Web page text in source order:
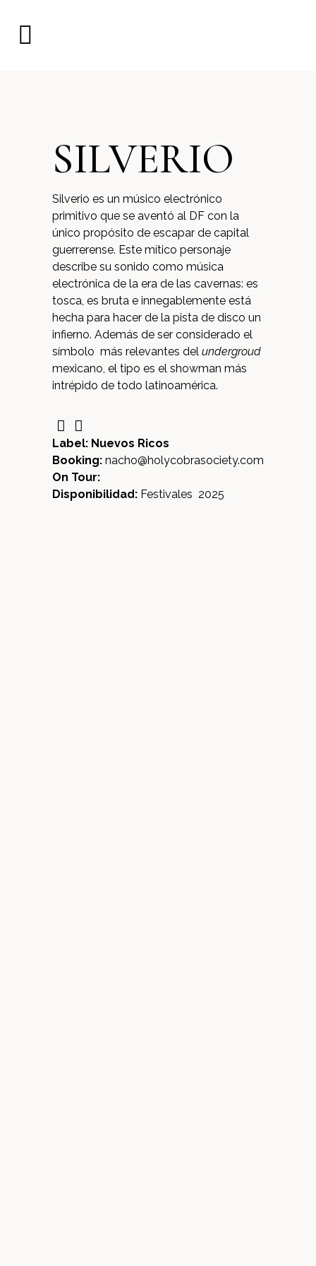
SILVERIO
Silverio es un músico electrónico
primitivo que se aventó al DF con la
único propósito de escapar de capital
guerrerense. Este mítico personaje
describe su sonido como música
electrónica de la era de las cavernas: es
tosca, es bruta e innegablemente está
hecha para hacer de la pista de disco un
infierno. Además de ser considerado el
símbolo más relevantes del undergroud
mexicano, el tipo es el showman más
intrépido de todo latinoamérica.
Label: Nuevos Ricos
Booking: nacho@holycobrasociety.com
On Tour:
Disponibilidad: Festivales 2025